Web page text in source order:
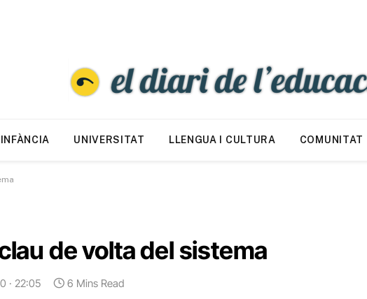
UNIVERSITAT LLENGUA I CULTURA COMUNITAT
de volta del sistema
· 22:05 6 Mins Read